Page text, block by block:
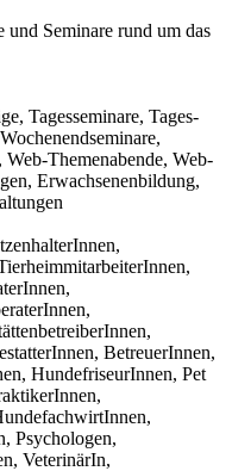
Seminare rund um das
Tagesseminare, Tages-
Themenabende, Web-
Erwachsenenbildung,
BetreuerInnen,
HundefriseurInnen, Pet
Psychologen,
VeterinärIn,